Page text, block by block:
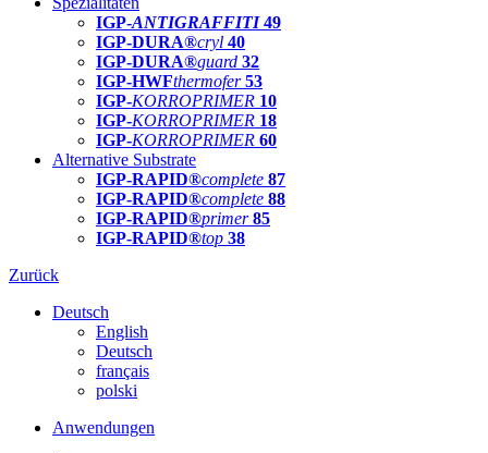
IGP-ANTIGRAFFITI49
IGP-DURA®cryl 40
IGP-DURA®guard 32
IGP-HWFthermofer 53
IGP-KORROPRIMER 10
IGP-KORROPRIMER 18
IGP-KORROPRIMER 60
Alternative Substrate
IGP-RAPID®complete 87
IGP-RAPID®complete 88
IGP-RAPID®primer 85
IGP-RAPID®top 38
Zurück
Deutsch
English
Deutsch
français
polski
Anwendungen